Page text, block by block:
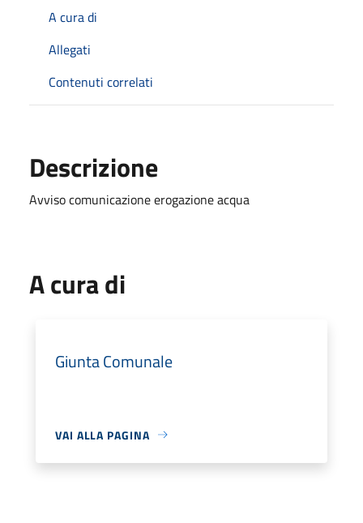
A cura di
Allegati
Contenuti correlati
Descrizione
Avviso comunicazione erogazione acqua
A cura di
Giunta Comunale
VAI ALLA PAGINA